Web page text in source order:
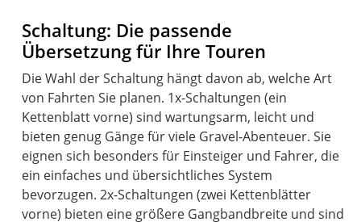
Schaltung: Die passende
Übersetzung für Ihre Touren
Die Wahl der Schaltung hängt davon ab, welche Art
von Fahrten Sie planen. 1x-Schaltungen (ein
Kettenblatt vorne) sind wartungsarm, leicht und
bieten genug Gänge für viele Gravel-Abenteuer. Sie
eignen sich besonders für Einsteiger und Fahrer, die
ein einfaches und übersichtliches System
bevorzugen. 2x-Schaltungen (zwei Kettenblätter
vorne) bieten eine größere Gangbandbreite und sind